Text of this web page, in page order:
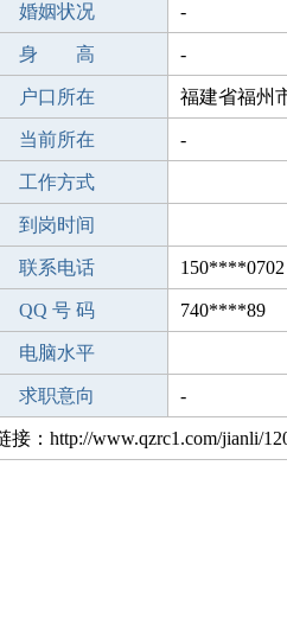
婚姻状况 -
身 高 -
户口所在 福建省福州
当前所在 -
工作方式
到岗时间
联系电话 150****0702
QQ 号 码 740****89
电脑水平
求职意向 -
接：http://www.qzrc1.com/jianli/